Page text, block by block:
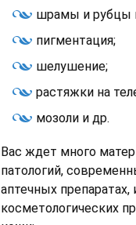
шрамы и рубцы
пигментация;
шелушение;
растяжки на
мозоли и др.
Вас ждет много
патологий,
аптечных
косметологических